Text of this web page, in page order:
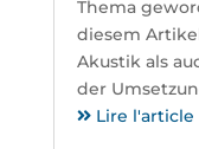
Thema
diesem
Akustik als
der
Lire l'article